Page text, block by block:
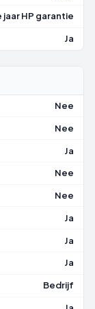
jaar HP garantie
Ja
Nee
Nee
Ja
Nee
Nee
Ja
Ja
Ja
Bedrijf